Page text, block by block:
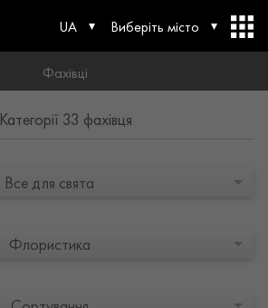
UA Виберіть місто
Фахівці
Категорії 33 фахівця
Все для свята
Флористика